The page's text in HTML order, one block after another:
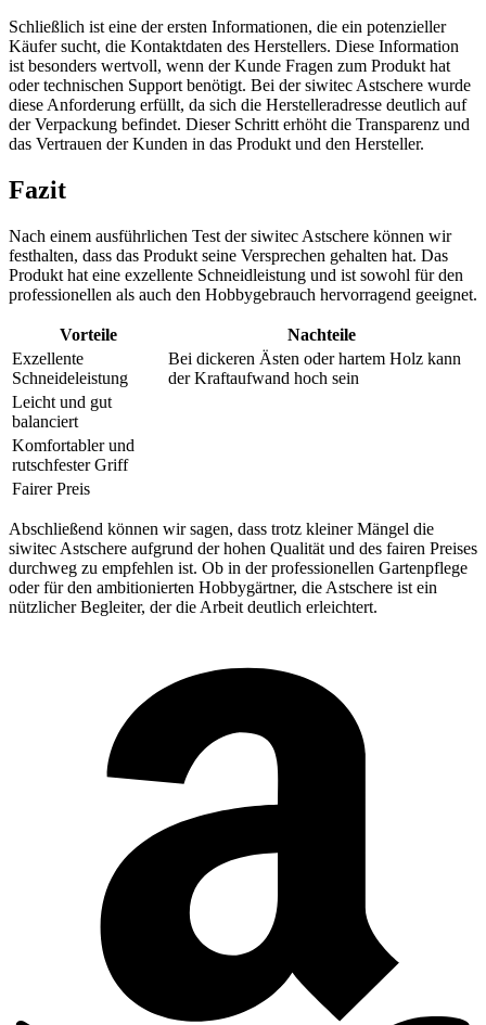
Schließlich ist eine der ersten Informationen, die ein potenzieller
Käufer sucht, die Kontaktdaten des Herstellers. Diese Information
ist besonders wertvoll, wenn der Kunde Fragen zum Produkt hat
oder technischen Support benötigt. Bei der siwitec Astschere wurde
diese Anforderung erfüllt, da sich die Herstelleradresse deutlich auf
der Verpackung befindet. Dieser Schritt erhöht die Transparenz und
das Vertrauen der Kunden in das Produkt und den Hersteller.
Fazit
Nach einem ausführlichen Test der siwitec Astschere können wir
festhalten, dass das Produkt seine Versprechen gehalten hat. Das
Produkt hat eine exzellente Schneidleistung und ist sowohl für den
professionellen als auch den Hobbygebrauch hervorragend geeignet.
Vorteile
Nachteile
Exzellente
Schneideleistung
Bei dickeren Ästen oder hartem Holz kann
der Kraftaufwand hoch sein
Leicht und gut
balanciert
Komfortabler und
rutschfester Griff
Fairer Preis
Abschließend können wir sagen, dass trotz kleiner Mängel die
siwitec Astschere aufgrund der hohen Qualität und des fairen Preises
durchweg zu empfehlen ist. Ob in der professionellen Gartenpflege
oder für den ambitionierten Hobbygärtner, die Astschere ist ein
nützlicher Begleiter, der die Arbeit deutlich erleichtert.